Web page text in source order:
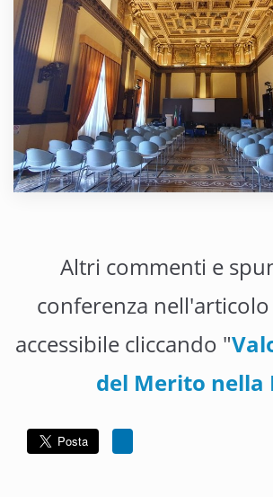
Altri commenti e
conferenza
accessibile cliccando "
del Merito nella